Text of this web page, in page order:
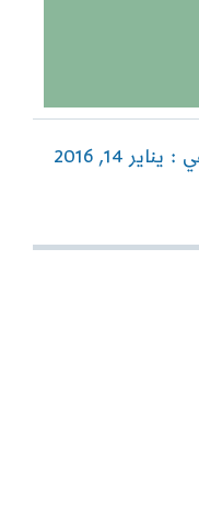
14, 2016